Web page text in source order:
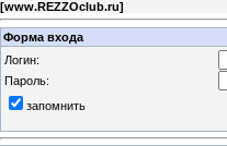
[www.REZZOclub.ru]
Форма входа
Логин:
Пароль:
запомнить